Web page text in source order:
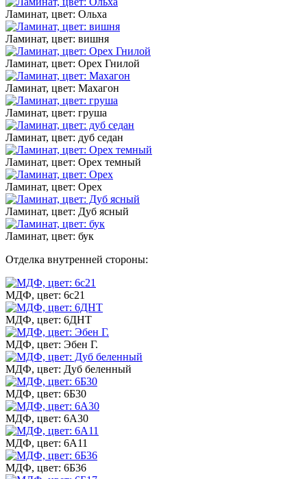
Ламинат, цвет: Ольха
Ламинат, цвет: вишня
Ламинат, цвет: Орех Гнилой
Ламинат, цвет: Махагон
Ламинат, цвет: груша
Ламинат, цвет: дуб седан
Ламинат, цвет: Орех темный
Ламинат, цвет: Орех
Ламинат, цвет: Дуб ясный
Ламинат, цвет: бук
Отделка внутренней стороны:
МДФ, цвет: 6с21
МДФ, цвет: 6ДНТ
МДФ, цвет: Эбен Г.
МДФ, цвет: Дуб беленный
МДФ, цвет: 6Б30
МДФ, цвет: 6А30
МДФ, цвет: 6А11
МДФ, цвет: 6Б36